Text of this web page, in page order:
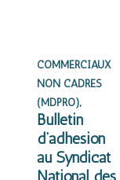
COMMERCIAUX
NON CADRES
(MDPRO),
Bulletin
d’adhésion
au Syndicat
National des